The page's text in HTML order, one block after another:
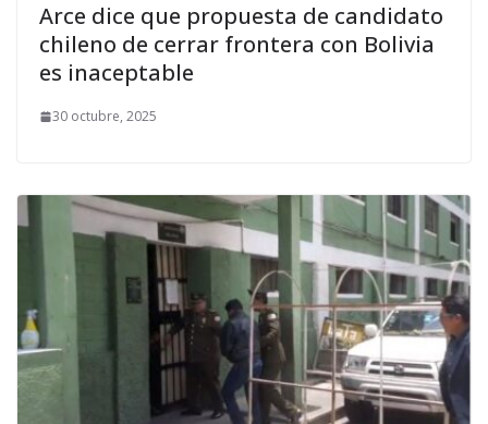
Arce dice que propuesta de candidato
chileno de cerrar frontera con Bolivia
es inaceptable
30 octubre, 2025